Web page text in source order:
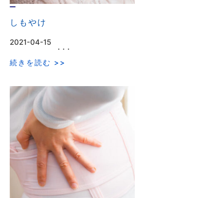
しもやけ
2021-04-15
･･･
続きを読む >>